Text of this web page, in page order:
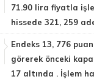
71.90 lira fiyatla
hissede 321, 259
Endeks 13, 776
görerek önceki
17 altında . İşlem